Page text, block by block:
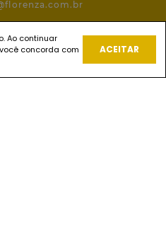
SOCIAIS
Ao continuar
concorda com
ACEITAR